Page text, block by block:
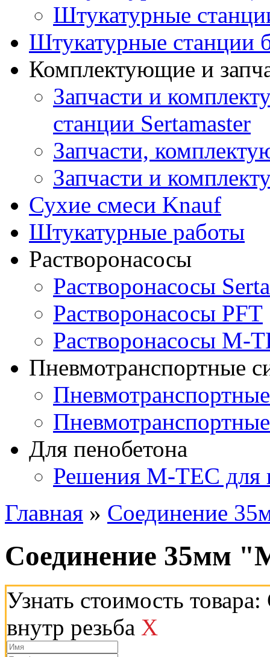
Штукатурные
Штукатурные станции
Комплектующие и
Запчасти и
станции Sertamaster
Запчасти,
Запчасти и
Сухие смеси Knauf
Штукатурные работы
Растворонасосы
Растворонасосы
Растворонасосы PFT
Растворонасосы M-
Пневмотранспортные
Для пенобетона
Решения M-TEC для
Главная » Соединение
Соединение 35мм
Узнать стоимость
внутр резьба X